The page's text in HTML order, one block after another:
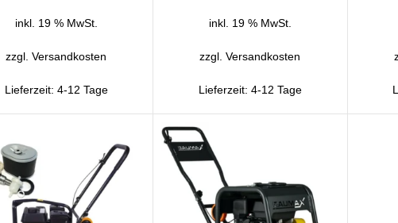
inkl. 19 % MwSt.
zzgl.Versandkosten
Lieferzeit: 4-12 Tage
inkl. 19 % MwSt.
zzgl.Versandkosten
Lieferzeit: 4-12 Tage